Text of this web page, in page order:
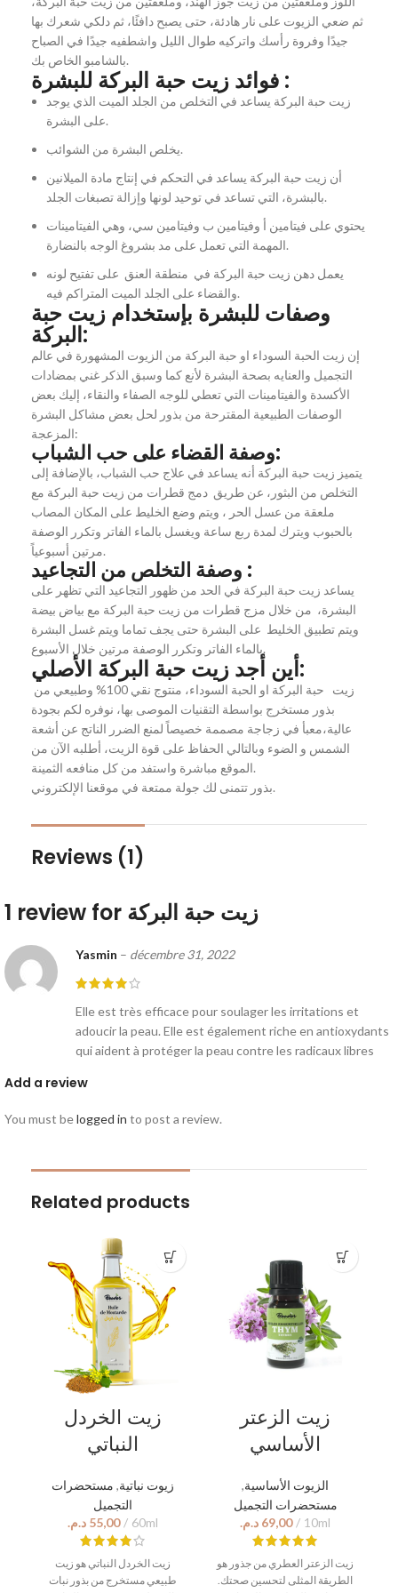
ثم ضعي الزيوت على نار هادئة، حتى يصبح دافئًا، ثم دلكي شعرك بها
جيدًا وفروة رأسك واتركيه طوال الليل واشطفيه جيدًا في الصباح
بالشامبو الخاص بك.
فوائد زيت حبة البركة للبشرة :
زيت حبة البركة يساعد في التخلص من الجلد الميت الذي يوجد
على البشرة.
يخلص البشرة من الشوائب.
أن زيت حبة البركة يساعد في التحكم في إنتاج مادة الميلانين
بالبشرة، التي تساعد في توحيد لونها وإزالة تصبغات الجلد.
يحتوي على فيتامين أ وفيتامين ب وفيتامين سي، وهي الفيتامينات
المهمة التي تعمل على مد بشروغ الوجه بالنضارة.
يعمل دهن زيت حبة البركة في منطقة العنق على تفتيح لونه
والقضاء على الجلد الميت المتراكم فيه.
وصفات للبشرة بإستخدام زيت حبة
البركة:
إن زيت الحبة السوداء او حبة البركة من الزيوت المشهورة في عالم
التجميل والعنايه بصحة البشرة لأنع كما وسبق الذكر غني بمضادات
الأكسدة والفيتامينات التي تعطي للوجه الصفاء والنقاء، إليك بعض
الوصفات الطبيعية المقترحة من بذور لحل بعض مشاكل البشرة
المزعجة:
وصفة القضاء على حب الشباب:
يتميز زيت حبة البركة أنه يساعد في علاج حب الشباب، بالإضافة إلى
التخلص من البثور، عن طريق دمج قطرات من زيت حبة البركة مع
ملعقة من عسل الحر ، ويتم وضع الخليط على المكان المصاب
بالحبوب ويترك لمدة ربع ساعة ويغسل بالماء الفاتر وتكرر الوصفة
مرتين أسبوعياً.
وصفة التخلص من التجاعيد :
يساعد زيت حبة البركة في الحد من ظهور التجاعيد التي تظهر على
البشرة، من خلال مزج قطرات من زيت حبة البركة مع بياض بيضة
ويتم تطبيق الخليط على البشرة حتى يجف تماما ويتم غسل البشرة
بالماء الفاتر وتكرر الوصفة مرتين خلال الأسبوع.
أين أجد زيت حبة البركة الأصلي:
بذور مستخرج بواسطة التقنيات الموصى بها، نوفره لكم بجودة
عالية،معبأ في زجاجة مصممة خصيصاً لمنع الضرر الناتج عن أشعة
الشمس و الضوء وبالتالي الحفاظ على قوة الزيت، أطلبه الآن من
الموقع مباشرة واستفد من كل منافعه الثمينة.
بذور تتمنى لك جولة ممتعة في موقعنا الإلكتروني.
Reviews (1)
1 review for زيت حبة البركة
Yasmin – décembre 31, 2022
Elle est très efficace pour soulager les irritations et
adoucir la peau. Elle est également riche en antioxydants
qui aident à protéger la peau contre les radicaux libres
Add a review
You must belogged in to post a review.
Related products
زيت الخردل
النباتي
زيوت نباتية, مستحضرات
التجميل
د.م.
زيت الخردل النباتي هو زيت
طبيعي مستخرج من بذور نبات
زيت الزعتر
الأساسي
الزيوت الأساسية,
مستحضرات التجميل
د.م.
زيت الزعتر العطري من جذور هو
الطريقة المثلى لتحسين صحتك.